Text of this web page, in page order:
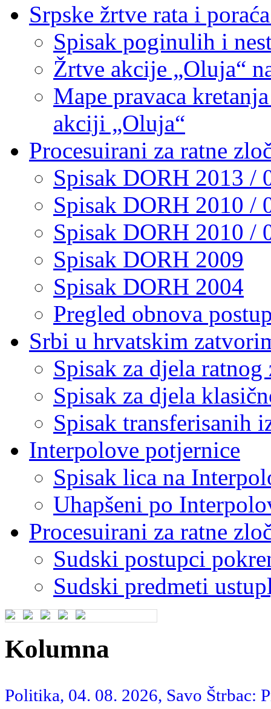
Srpske žrtve rata i
Spisak poginulih i
Žrtve akcije „Oluja“
Mape pravaca
akciji „Oluja“
Procesuirani za ratne
Spisak DORH 2013 /
Spisak DORH 2010 /
Spisak DORH 2010 /
Spisak DORH 2009
Spisak DORH 2004
Pregled obnova
Srbi u hrvatskim
Spisak za djela ratnog
Spisak za djela
Spisak transferisanih
Interpolove potjernice
Spisak lica na
Uhapšeni po
Procesuirani za ratne
Sudski postupci
Sudski predmeti
Kolumna
Politika, 04. 08. 2026, Savo Štrbac: